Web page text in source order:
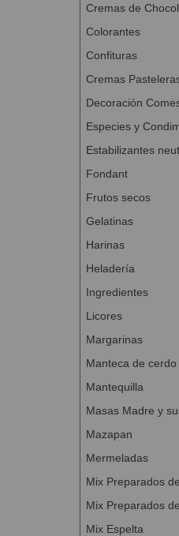
Cremas de
Colorantes
Confituras
Cremas
Decoración
Especies y
Estabilizantes
Fondant
Frutos secos
Gelatinas
Harinas
Heladería
Ingredientes
Licores
Margarinas
Manteca de cerdo
Mantequilla
Masas Madre y
Mazapan
Mermeladas
Mix Preparados
Mix Preparados
Mix Espelta